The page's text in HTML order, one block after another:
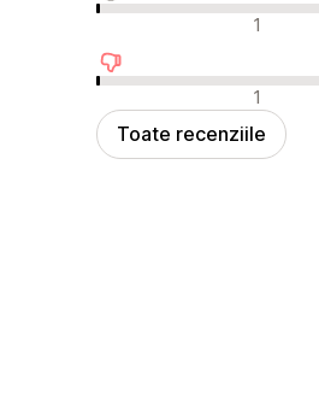
Recenzii neutre 1
Recenzii negative1
Toate recenziile